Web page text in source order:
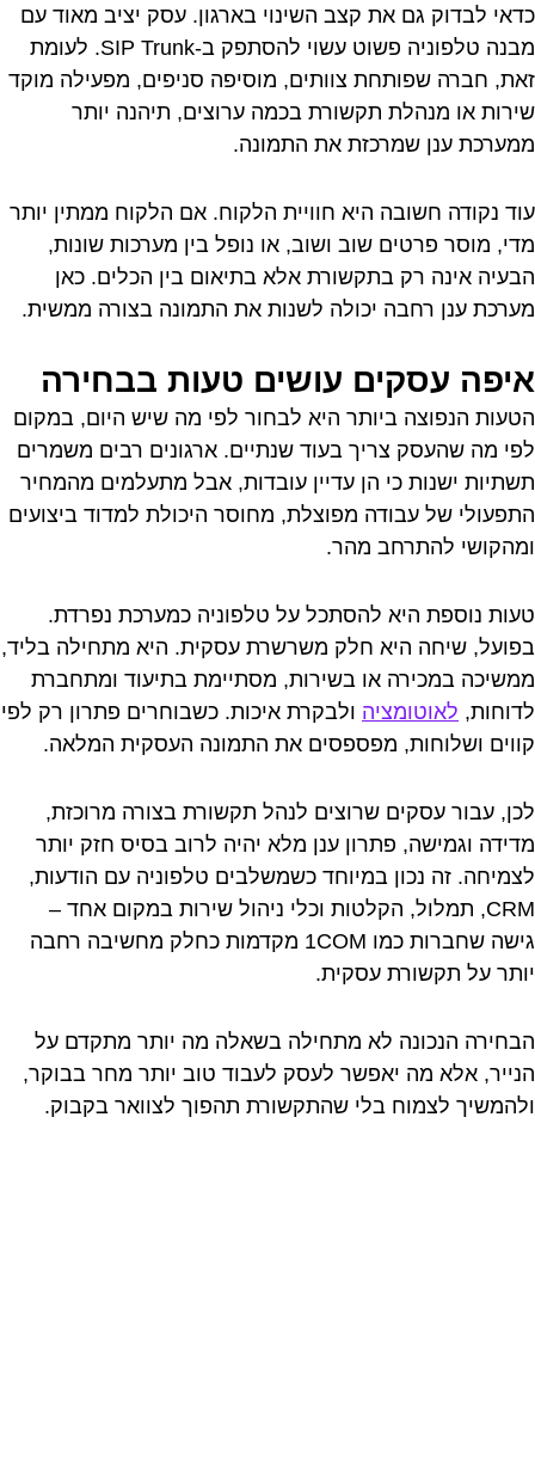
כדאי לבדוק גם את קצב השינוי בארגון. עסק יציב מאוד עם
מבנה טלפוניה פשוט עשוי להסתפק ב-SIP Trunk. לעומת
זאת, חברה שפותחת צוותים, מוסיפה סניפים, מפעילה מוקד
שירות או מנהלת תקשורת בכמה ערוצים, תיהנה יותר
ממערכת ענן שמרכזת את התמונה.
עוד נקודה חשובה היא חוויית הלקוח. אם הלקוח ממתין יותר
מדי, מוסר פרטים שוב ושוב, או נופל בין מערכות שונות,
הבעיה אינה רק בתקשורת אלא בתיאום בין הכלים. כאן
מערכת ענן רחבה יכולה לשנות את התמונה בצורה ממשית.
איפה עסקים עושים טעות בבחירה
הטעות הנפוצה ביותר היא לבחור לפי מה שיש היום, במקום
לפי מה שהעסק צריך בעוד שנתיים. ארגונים רבים משמרים
תשתיות ישנות כי הן עדיין עובדות, אבל מתעלמים מהמחיר
התפעולי של עבודה מפוצלת, מחוסר היכולת למדוד ביצועים
ומהקושי להתרחב מהר.
טעות נוספת היא להסתכל על טלפוניה כמערכת נפרדת.
בפועל, שיחה היא חלק משרשרת עסקית. היא מתחילה בליד,
ממשיכה במכירה או בשירות, מסתיימת בתיעוד ומתחברת
לדוחות, לאוטומציה ולבקרת איכות. כשבוחרים פתרון רק לפי
קווים ושלוחות, מפספסים את התמונה העסקית המלאה.
לכן, עבור עסקים שרוצים לנהל תקשורת בצורה מרוכזת,
מדידה וגמישה, פתרון ענן מלא יהיה לרוב בסיס חזק יותר
לצמיחה. זה נכון במיוחד כשמשלבים טלפוניה עם הודעות,
CRM, תמלול, הקלטות וכלי ניהול שירות במקום אחד –
גישה שחברות כמו 1COM מקדמות כחלק מחשיבה רחבה
יותר על תקשורת עסקית.
הבחירה הנכונה לא מתחילה בשאלה מה יותר מתקדם על
הנייר, אלא מה יאפשר לעסק לעבוד טוב יותר מחר בבוקר,
ולהמשיך לצמוח בלי שהתקשורת תהפוך לצוואר בקבוק.